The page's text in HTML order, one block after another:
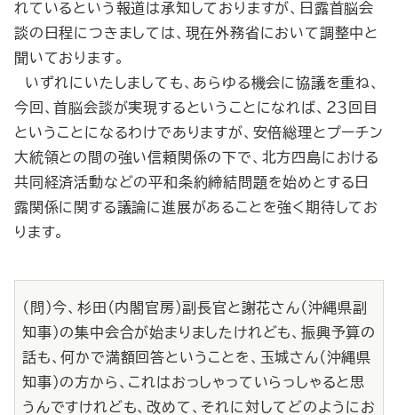
れているという報道は承知しておりますが、日露首脳会
談の日程につきましては、現在外務省において調整中と
聞いております。
いずれにいたしましても、あらゆる機会に協議を重ね、
今回、首脳会談が実現するということになれば、２３回目
ということになるわけでありますが、安倍総理とプーチン
大統領との間の強い信頼関係の下で、北方四島における
共同経済活動などの平和条約締結問題を始めとする日
露関係に関する議論に進展があることを強く期待してお
ります。
（問）今、杉田（内閣官房）副長官と謝花さん（沖縄県副
知事）の集中会合が始まりましたけれども、振興予算の
話も、何かで満額回答ということを、玉城さん（沖縄県
知事）の方から、これはおっしゃっていらっしゃると思
うんですけれども、改めて、それに対してどのようにお